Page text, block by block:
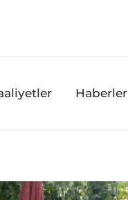
Haberler